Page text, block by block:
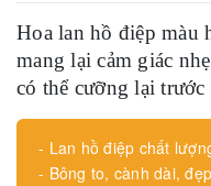
Hoa lan hồ điệp màu
mang lại cảm giác
có thể cưỡng lại trước
- Lan hồ điệp chất
- Bông to, cành dài,